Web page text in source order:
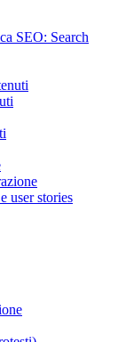
SEO: Search
user stories